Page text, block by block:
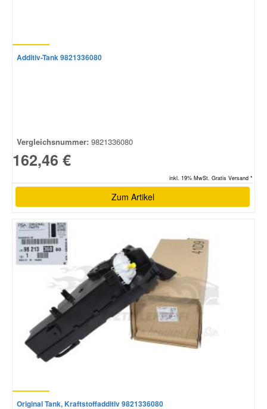
Additiv-Tank 9821336080
Vergleichsnummer: 9821336080
162,46 €
inkl. 19% MwSt. Gratis Versand *
Zum Artikel
Original Tank, Kraftstoffadditiv 9821336080